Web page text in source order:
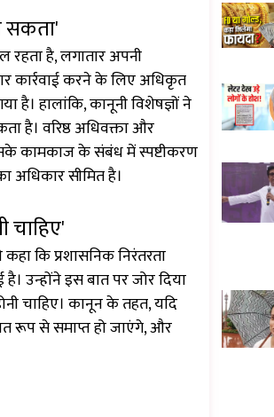
सकता'
रहता है, लगातार अपनी
कार्रवाई करने के लिए अधिकृत
है। हालांकि, कानूनी विशेषज्ञों ने
है। वरिष्ठ अधिवक्ता और
कामकाज के संबंध में स्पष्टीकरण
अधिकार सीमित है।
चाहिए'
कि प्रशासनिक निरंतरता
उन्होंने इस बात पर जोर दिया
चाहिए। कानून के तहत, यदि
रूप से समाप्त हो जाएंगे, और